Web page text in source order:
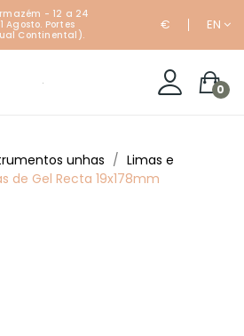
- 12 a 24
Agosto. Portes
Continental).
€ EN
0
unhas
Limas e
de Gel Recta 19x178mm